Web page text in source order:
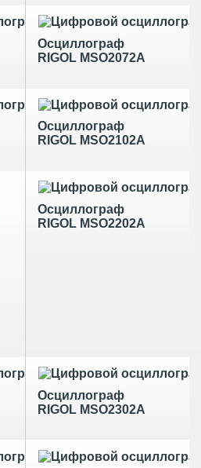
Осциллограф
RIGOL MSO2072A
Осциллограф
RIGOL MSO2102A
Осциллограф
RIGOL MSO2202A
Осциллограф
RIGOL MSO2302A